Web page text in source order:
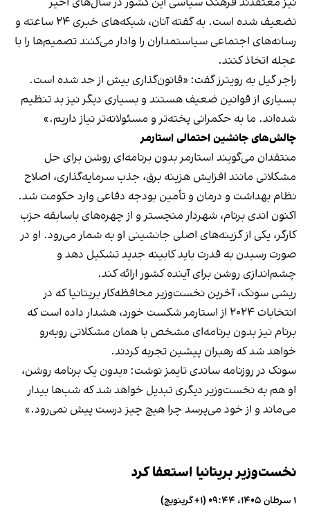
تضعیف شده است. به گفته آنان، شبکه‌های خبری ۲۴ ساعته و
رسانه‌های اجتماعی سیاستمداران را وادار می‌کنند تصمیم‌ها را با
عجله اتخاذ کنند.
راجر گیل به رویترز گفت: «قانون‌گذاری بیش از حد شده است.
بسیاری از قوانین ضعیف هستند و بسیاری دیگر نیز بد تنظیم
شده‌اند. ما به حکمرانی پخته‌تر و مسئولانه‌تر نیاز داریم.»
چالش‌های جانشین احتمالی استارمر
منتقدان می‌گویند استارمر بدون برنامه‌ای روشن برای حل
مشکلاتی مانند افزایش هزینه برق، جذب سرمایه‌گذاری، اصلاح
نظام بهداشت و درمان و تأمین بودجه دفاعی وارد حکومت شد.
اکنون اندی برنام، شهردار منچستر و از چهره‌های باسابقه حزب
کارگر، یکی از گزینه‌های اصلی جانشینی او به شمار می‌رود. او در
صورت رسیدن به قدرت باید کابینه جدید تشکیل دهد و
چشم‌اندازی روشن برای آینده کشور ارائه کند.
ریشی سونک، آخرین نخست‌وزیر محافظه‌کار بریتانیا که در
انتخابات ۲۰۲۴ از استارمر شکست خورد، هشدار داده است که
برنام نیز بدون برنامه‌ای مشخص با همان مشکلاتی روبه‌رو
خواهد شد که رهبران پیشین تجربه کردند.
سونک در روزنامه ساندی تایمز نوشت: «بدون یک برنامه روشن،
او هم به نخست‌وزیر دیگری تبدیل خواهد شد که شب‌ها بیدار
می‌ماند و از خود می‌پرسد چرا هیچ چیز درست پیش نمی‌رود.»
نخست‌وزیر بریتانیا استعفا کرد
۱ سرطان ۱۴۰۵، ۰۹:۴۴ (‎+۱ گرینویچ)